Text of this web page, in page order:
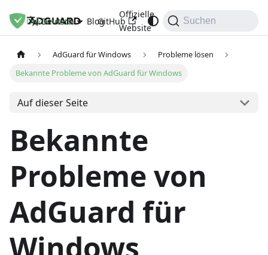
Dokumente Blog
Offizielle
Website
Deutsch GitHub Suchen
AdGuard für Windows
Probleme lösen
Bekannte Probleme von AdGuard für Windows
Auf dieser Seite
Bekannte
Probleme von
AdGuard für